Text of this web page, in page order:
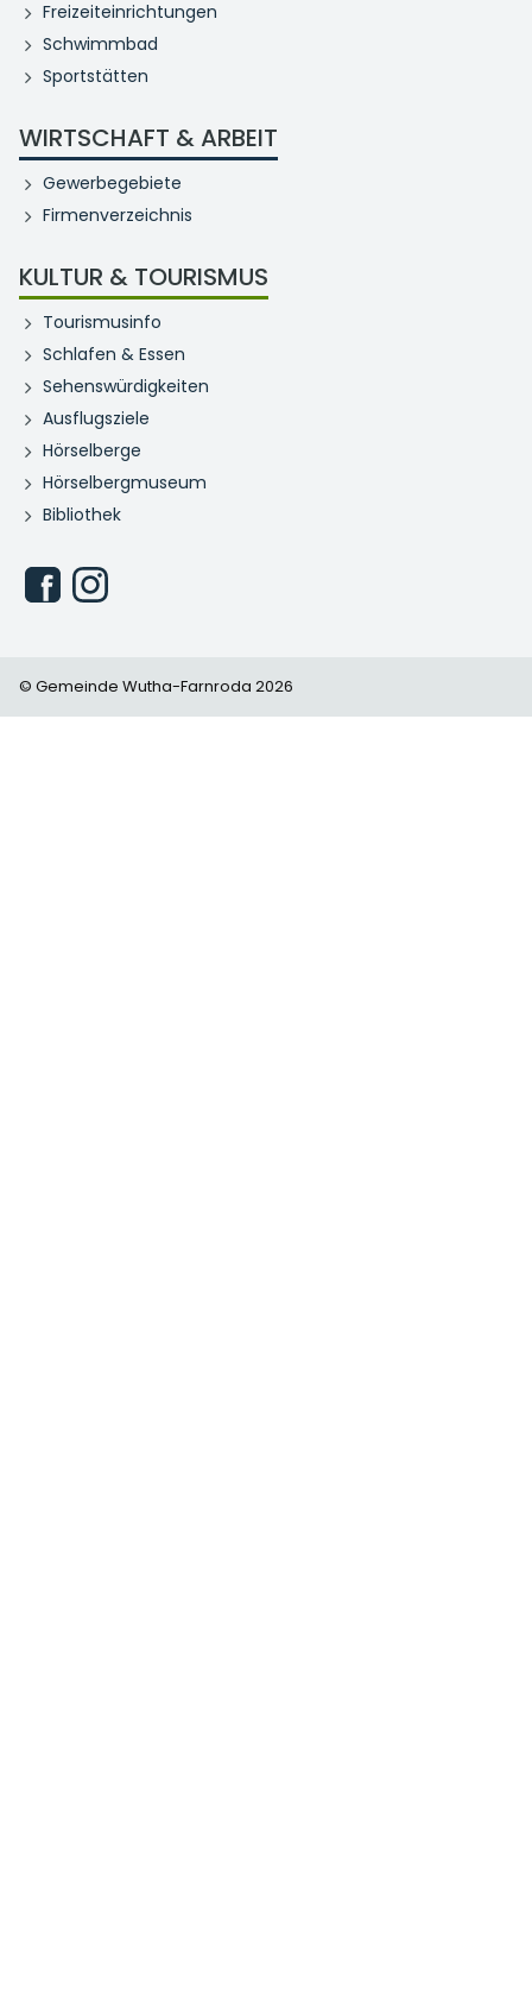
Freizeiteinrichtungen
Schwimmbad
Sportstätten
WIRTSCHAFT & ARBEIT
Gewerbegebiete
Firmenverzeichnis
KULTUR & TOURISMUS
Tourismusinfo
Schlafen & Essen
Sehenswürdigkeiten
Ausflugsziele
Hörselberge
Hörselbergmuseum
Bibliothek
© Gemeinde Wutha-Farnroda 2026